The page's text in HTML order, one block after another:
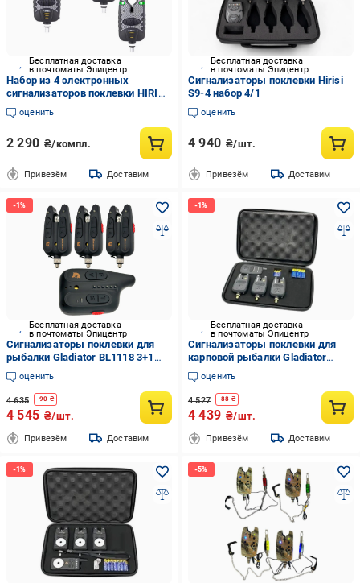
Бесплатная доставка
в почтоматы Эпицентр
Набор из 4 электронных
сигнализаторов поклевки HIRISI
B1113 (3006956077)
оценить
2 290 ₴/компл.
Привезём Доставим
Бесплатная доставка
в почтоматы Эпицентр
Сигнализаторы поклевки Hirisi
S9-4 набор 4/1
оценить
4 940 ₴/шт.
Привезём Доставим
Бесплатная доставка
в почтоматы Эпицентр
Сигнализаторы поклевки для
рыбалки Gladiator BL1118 3+1
LED индикация радиопейджера
до 150 м Черный
оценить
4 635 -90 ₴
4 545 ₴/шт.
Привезём Доставим
Бесплатная доставка
в почтоматы Эпицентр
Сигнализаторы поклевки для
карповой рыбалки Gladiator
RF298 4+1 пейджер до 200 м
Черный
оценить
4 527 -88 ₴
4 439 ₴/шт.
Привезём Доставим